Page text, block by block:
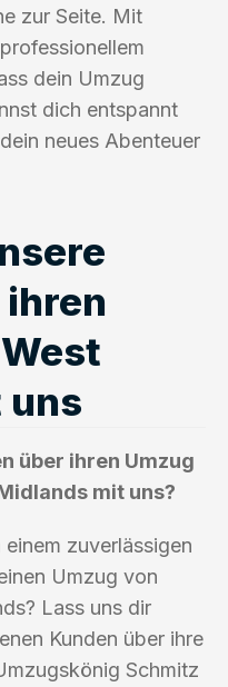
zur Seite. Mit
dein Umzug
dich entspannt
neues Abenteuer
uns
über ihren Umzug
mit uns?
zuverlässigen
Umzug von
Lass uns dir
Kunden über ihre
Schmitz